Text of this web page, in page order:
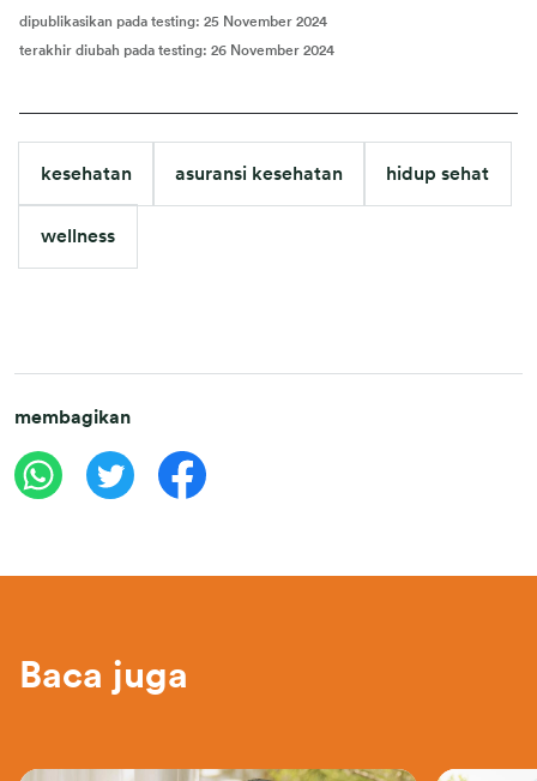
dipublikasikan pada testing: 25 November 2024
terakhir diubah pada testing: 26 November 2024
kesehatan asuransi kesehatan hidup sehat
wellness
membagikan
Baca juga